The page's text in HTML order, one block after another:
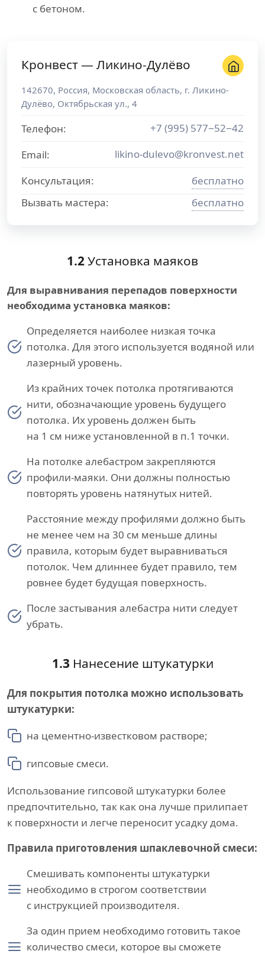
с бетоном.
Кронвест — Ликино-Дулёво
142670, Россия, Московская область, г. Ликино-
Дулёво, Октябрьская ул., 4
Телефон:
+7 (995) 577−52−42
Email:
likino-dulevo@kronvest.net
Консультация:
бесплатно
Вызвать мастера:
бесплатно
1.2Установка маяков
Для выравнивания перепадов поверхности
необходима установка маяков:
Определяется наиболее низкая точка
потолка. Для этого используется водяной или
лазерный уровень.
Из крайних точек потолка протягиваются
нити, обозначающие уровень будущего
потолка. Их уровень должен быть
на 1 см ниже установленной в п.1 точки.
На потолке алебастром закрепляются
профили-маяки. Они должны полностью
повторять уровень натянутых нитей.
Расстояние между профилями должно быть
не менее чем на 30 см меньше длины
правила, которым будет выравниваться
потолок. Чем длиннее будет правило, тем
ровнее будет будущая поверхность.
После застывания алебастра нити следует
убрать.
1.3 Нанесение штукатурки
Для покрытия потолка можно использовать
штукатурки:
на цементно-известковом растворе;
гипсовые смеси.
Использование гипсовой штукатурки более
предпочтительно, так как она лучше прилипает
к поверхности и легче переносит усадку дома.
Правила приготовления шпаклевочной смеси:
Смешивать компоненты штукатурки
необходимо в строгом соответствии
с инструкцией производителя.
За один прием необходимо готовить такое
количество смеси, которое вы сможете